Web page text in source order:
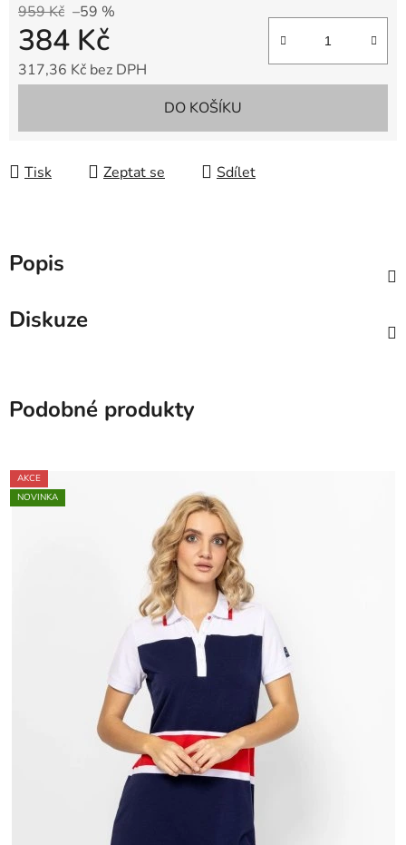
959 Kč –59 %
384 Kč
317,36 Kč bez DPH
DO KOŠÍKU
Tisk Zeptat se Sdílet
Popis
Diskuze
Podobné produkty
AKCE
NOVINKA